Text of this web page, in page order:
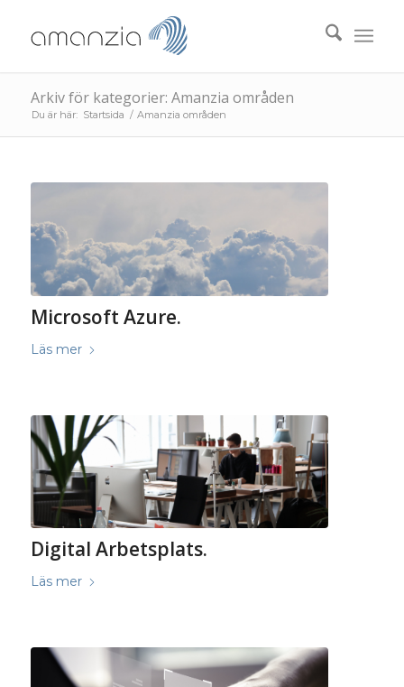
Arkiv för kategorier: Amanzia områden
Du är här: Startsida / Amanzia områden
Microsoft Azure.
Läs mer
Digital Arbetsplats.
Läs mer